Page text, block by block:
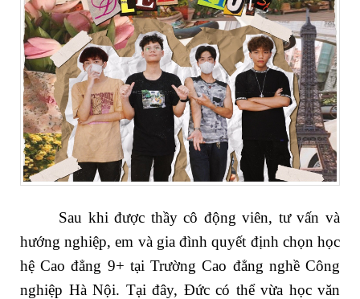
Sau khi được thầy cô động viên, tư vấn và
hướng nghiệp, em và gia đình quyết định chọn học
hệ Cao đẳng 9+ tại Trường Cao đẳng nghề Công
nghiệp Hà Nội. Tại đây, Đức có thể vừa học văn